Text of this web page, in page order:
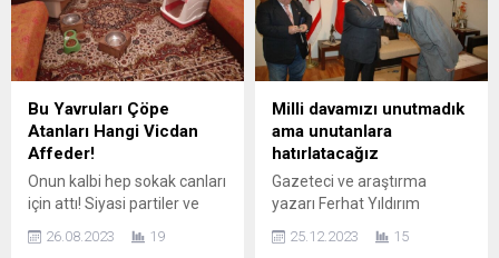
galericilik yapan Naim
Güloğlu, 3-4 ay önce
galerisine gelen Mert C. ve
Aykut C. isimli şahısların,
senet karşılığında iki araç
sattığını ve ancak senetlerin
dolandırıcılık amacı taşıdığını
16 yaşındaki saldırgan, iki
polis memurunun şehit
olmasına ve toplam altı
kişinin yaralanmasına neden
oldu. Yaralı olarak
hastaneye kaldırılan
saldırgan, müdahalelere
rağmen yaşamını yitirdi.
Saldırının Seyri Olay, sabah
saatlerinde...
Bu Yavruları Çöpe
Atanları Hangi Vicdan
Affeder!
Onun kalbi hep sokak canları
için attı! Siyasi partiler ve
Hakları” noktasında
26.08.2023 19
Milli davamızı unutmadık
ama unutanlara
hatırlatacağız
Gazeteci ve araştırma
yazarı Ferhat Yıldırım
Türk Cumhuriyeti’nin 40. Yıl
25.12.2023 15